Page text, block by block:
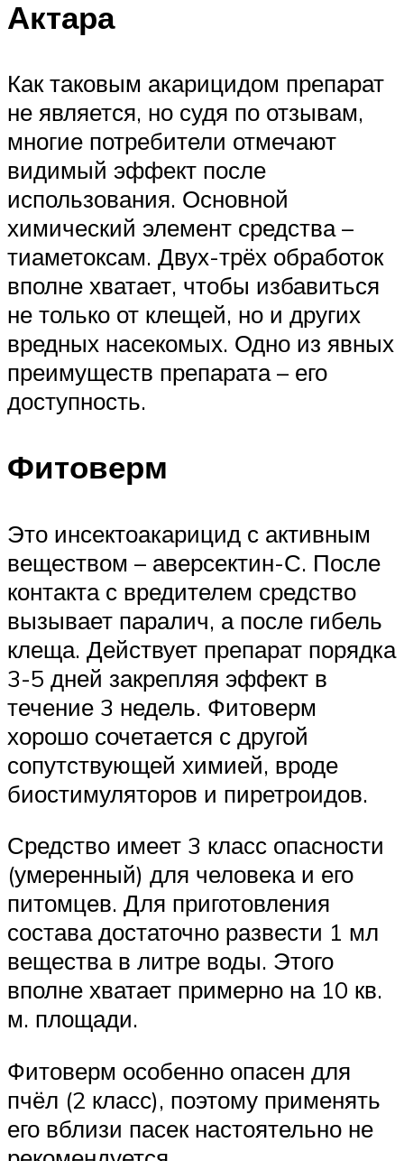
Актара
Как таковым акарицидом препарат
не является, но судя по отзывам,
многие потребители отмечают
видимый эффект после
использования. Основной
химический элемент средства –
тиаметоксам. Двух-трёх обработок
вполне хватает, чтобы избавиться
не только от клещей, но и других
вредных насекомых. Одно из явных
преимуществ препарата – его
доступность.
Фитоверм
Это инсектоакарицид с активным
веществом – аверсектин-С. После
контакта с вредителем средство
вызывает паралич, а после гибель
клеща. Действует препарат порядка
3-5 дней закрепляя эффект в
течение 3 недель. Фитоверм
хорошо сочетается с другой
сопутствующей химией, вроде
биостимуляторов и пиретроидов.
Средство имеет 3 класс опасности
(умеренный) для человека и его
питомцев. Для приготовления
состава достаточно развести 1 мл
вещества в литре воды. Этого
вполне хватает примерно на 10 кв.
м. площади.
Фитоверм особенно опасен для
пчёл (2 класс), поэтому применять
его вблизи пасек настоятельно не